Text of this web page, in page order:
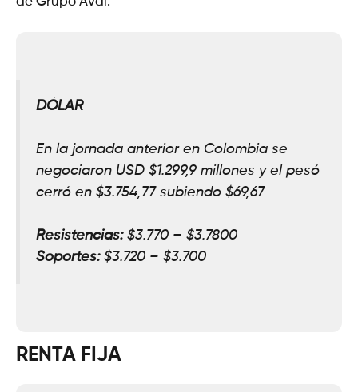
DÓLAR
En la jornada anterior en Colombia se
negociaron USD $1.299,9 millones y el pesó
cerró en $3.754,77 subiendo $69,67
Resistencias:$3.770 – $3.7800
Soportes: $3.720 – $3.700
RENTA FIJA